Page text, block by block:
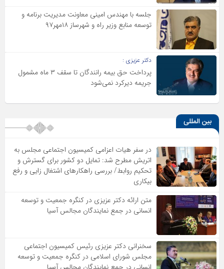
جلسه با مهندس امینی معاونت مدیریت برنامه و
توسعه منابع وزیر راه و شهرساز ۱۸مهر۹۷
دکتر عزیزی :
پرداخت حق بیمه رانندگان تا سقف ۳ ماه مشمول
جریمه دیرکرد نمی‌شود
بین المللی
در سفر هیات اعزامی کمیسیون اجتماعی مجلس به
اتریش مطرح شد: تمایل دو کشور برای گسترش و
تحکیم روابط/ بررسی راهکارهای اشتغال زایی و رفع
بیکاری
متن ارائه دکتر عزیزى در کنگره جمعیت و توسعه
انسانى در جمع نمایندگان مجالس آسیا
سخنرانى دکتر عزیزى رئیس کمیسیون اجتماعى
مجلس شوراى اسلامى در کنگره جمعیت و توسعه